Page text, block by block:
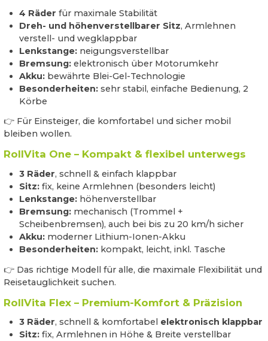
4 Räder für maximale Stabilität
Dreh- und höhenverstellbarer Sitz, Armlehnen
verstell- und wegklappbar
Lenkstange:neigungsverstellbar
Bremsung:elektronisch über Motorumkehr
Akku:bewährte Blei-Gel-Technologie
Besonderheiten:sehr stabil, einfache Bedienung, 2
Körbe
👉 Für Einsteiger, die komfortabel und sicher mobil
bleiben wollen.
RollVita One – Kompakt & flexibel unterwegs
3 Räder, schnell & einfach klappbar
Sitz:fix, keine Armlehnen (besonders leicht)
Lenkstange:höhenverstellbar
Bremsung:mechanisch (Trommel +
Scheibenbremsen), auch bei bis zu 20 km/h sicher
Akku:moderner Lithium-Ionen-Akku
Besonderheiten:kompakt, leicht, inkl. Tasche
👉 Das richtige Modell für alle, die maximale Flexibilität und
Reisetauglichkeit suchen.
RollVita Flex – Premium-Komfort & Präzision
3 Räder, schnell & komfortabel elektronisch klappbar
Sitz:fix, Armlehnen in Höhe & Breite verstellbar